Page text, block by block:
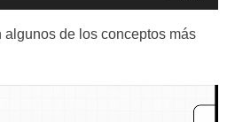
algunos de los conceptos más